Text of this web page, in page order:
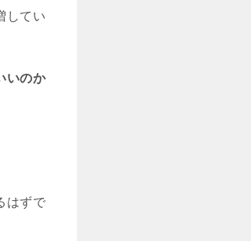
してい
いのか
はずで